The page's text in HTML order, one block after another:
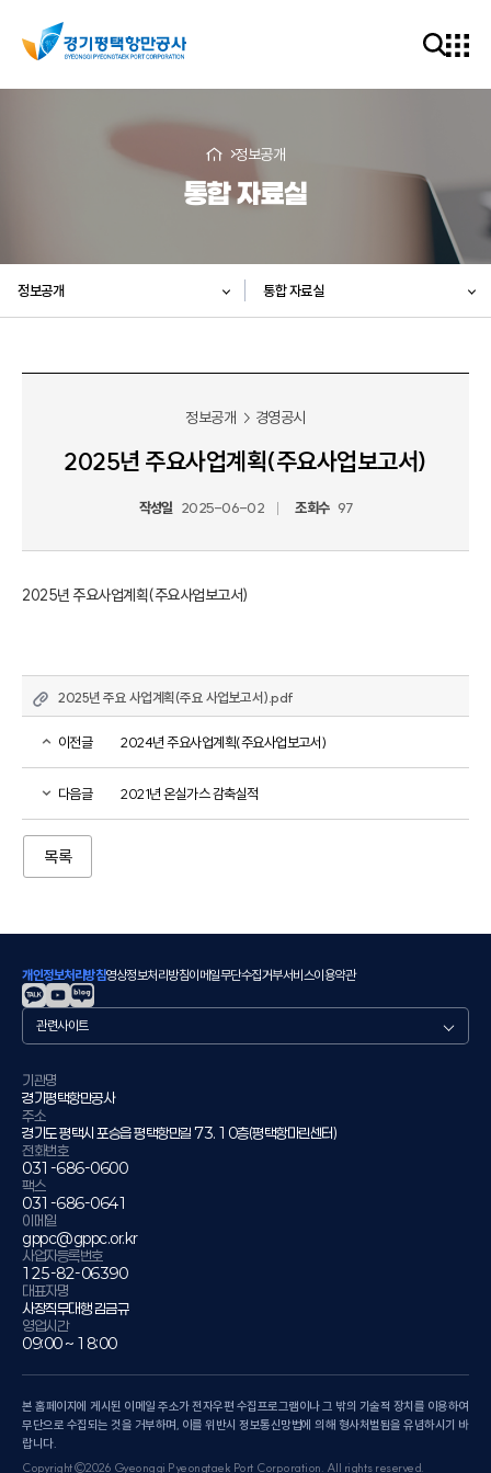
정보공개
통합 자료실
정보공개 통합 자료실
정보공개 경영공시
2025년 주요사업계획(주요사업보고서)
작성일 2025-06-02 조회수 97
2025년 주요사업계획(주요사업보고서)
2025년 주요 사업계획(주요 사업보고서).pdf
이전글 2024년 주요사업계획(주요사업보고서)
다음글 2021년 온실가스 감축실적
목록
개인정보처리방침영상정보처리방침이메일무단수집거부서비스이용약관
관
련
이
트
기관명
경기평택항만공사
주소
경기도 평택시 포승읍 평택항만길 73. 10층(평택항마린센터)
전화번호
031-686-0600
팩스
031-686-0641
이메일
gppc@gppc.or.kr
사업자등록번호
125-82-06390
대표자명
사장직무대행 김금규
영업시간
09:00 ~ 18:00
본 홈페이지에 게시된 이메일 주소가 전자우편 수집프로그램이나 그 밖의 기술적 장치를 이용하여
무단으로 수집되는 것을 거부하며, 이를 위반시 정보통신망법에 의해 형사처벌됨을 유념하시기 바
랍니다.
Copyright©2026 Gyeonggi Pyeongtaek Port Corporation. All rights reserved.